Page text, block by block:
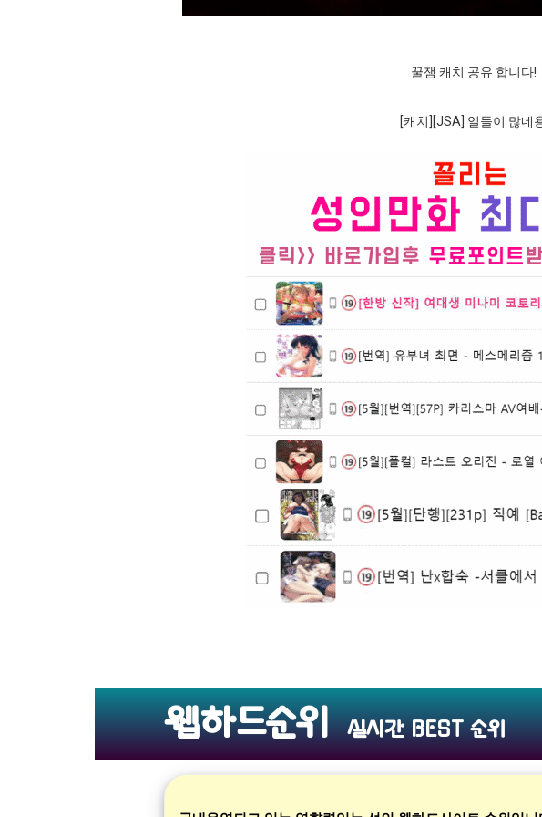
꿀잼 캐치 공유 합니다!
[캐치][JSA] 일들이 많네
웹하드순위 실시간 BEST 순위